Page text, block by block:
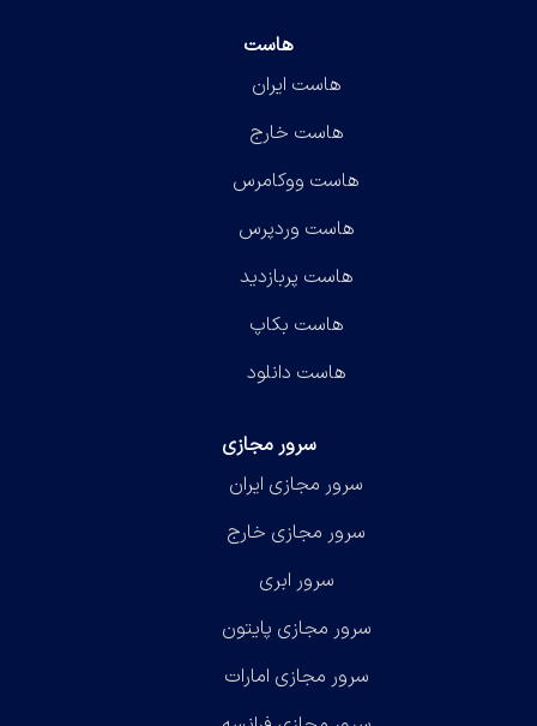
هاست
هاست ایران
هاست خارج
هاست ووکامرس
هاست وردپرس
هاست پربازدید
هاست بکاپ
هاست دانلود
سرور مجازی
سرور مجازی ایران
سرور مجازی خارج
سرور ابری
سرور مجازی پایتون
سرور مجازی امارات